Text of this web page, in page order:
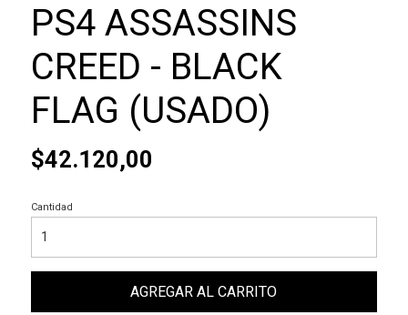
PS4 ASSASSINS
CREED - BLACK
FLAG (USADO)
$42.120,00
Cantidad
AGREGAR AL CARRITO